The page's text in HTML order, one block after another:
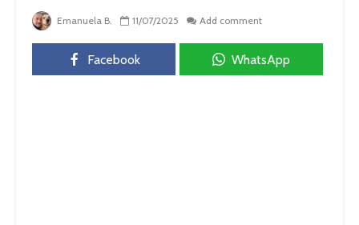
Emanuela B. 11/07/2025 Add comment
Facebook WhatsApp